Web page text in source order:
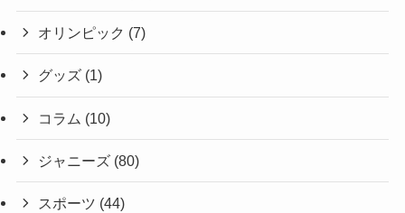
オリンピック (7)
グッズ (1)
コラム (10)
ジャニーズ (80)
スポーツ (44)